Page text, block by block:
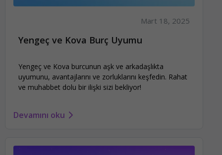
Mart 18, 2025
Yengeç ve Kova Burç Uyumu
Yengeç ve Kova burcunun aşk ve arkadaşlıkta
uyumunu, avantajlarını ve zorluklarını keşfedin. Rahat
ve muhabbet dolu bir ilişki sizi bekliyor!
Devamını oku